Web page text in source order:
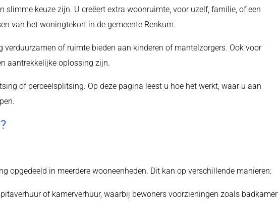
slimme keuze zijn. U creëert extra woonruimte, voor uzelf, familie, of een
van het woningtekort in de gemeente Renkum.
of ruimte bieden aan kinderen of mantelzorgers. Ook voor
aantrekkelijke oplossing zijn.
of perceelsplitsing. Op deze pagina leest u hoe het werkt, waar u aan
opgedeeld in meerdere wooneenheden. Dit kan op verschillende manieren:
of kamerverhuur, waarbij bewoners voorzieningen zoals badkamer